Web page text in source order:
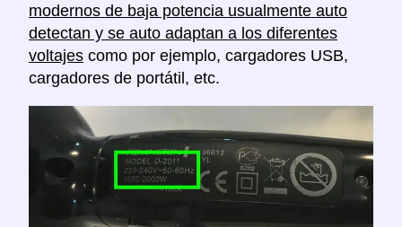
modernos de baja potencia usualmente auto
detectan y se auto adaptan a los diferentes
voltajes como por ejemplo, cargadores USB,
cargadores de portátil, etc.